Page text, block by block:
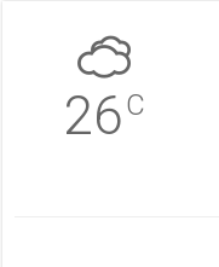
26C